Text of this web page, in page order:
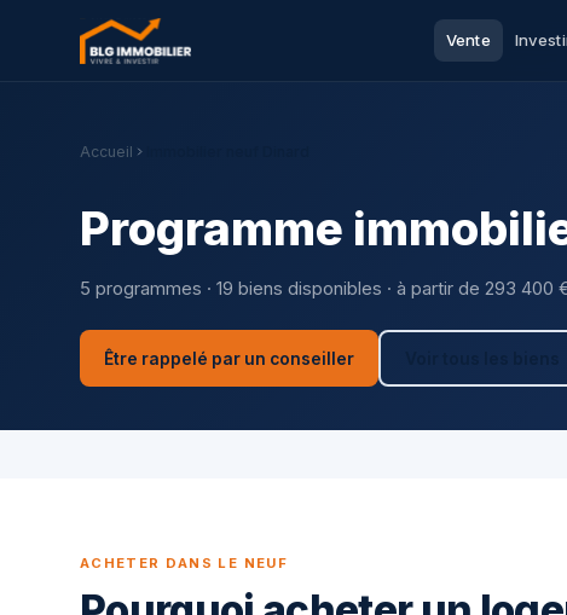
Vente
Accueil
Programme
5 programmes · 19 biens disponibles · à partir de 293 400
Être rappelé par un conseiller
ACHETER DANS LE NEUF